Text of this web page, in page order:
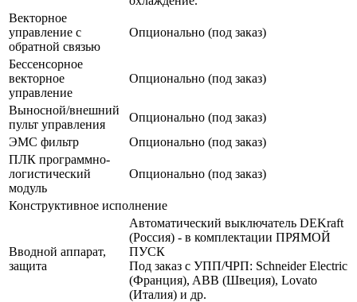
Векторное
управление с
обратной связью
Опционально (под заказ)
Бессенсорное
векторное
управление
Опционально (под заказ)
Выносной/внешний
пульт управления
Опционально (под заказ)
ЭМС фильтр
Опционально (под заказ)
ПЛК программно-
логистический
модуль
Опционально (под заказ)
Конструктивное исполнение
Вводной аппарат,
защита
Автоматический выключатель DEKraft
(Россия) - в комплектации ПРЯМОЙ
ПУСК
Под заказ с УПП/ЧРП: Schneider Electric
(Франция), ABB (Швеция), Lovato
(Италия) и др.